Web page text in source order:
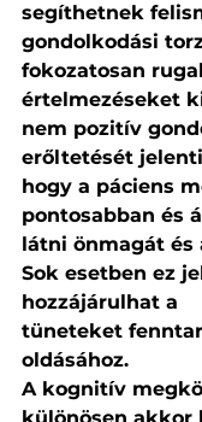
segíthetnek
gondolkodási
fokozatosan
értelmezéseket
nem pozitív
erőltetését
hogy a páciens
pontosabban és
látni önmagát és
Sok esetben ez
hozzájárulhat a
tüneteket
oldásához.
A kognitív